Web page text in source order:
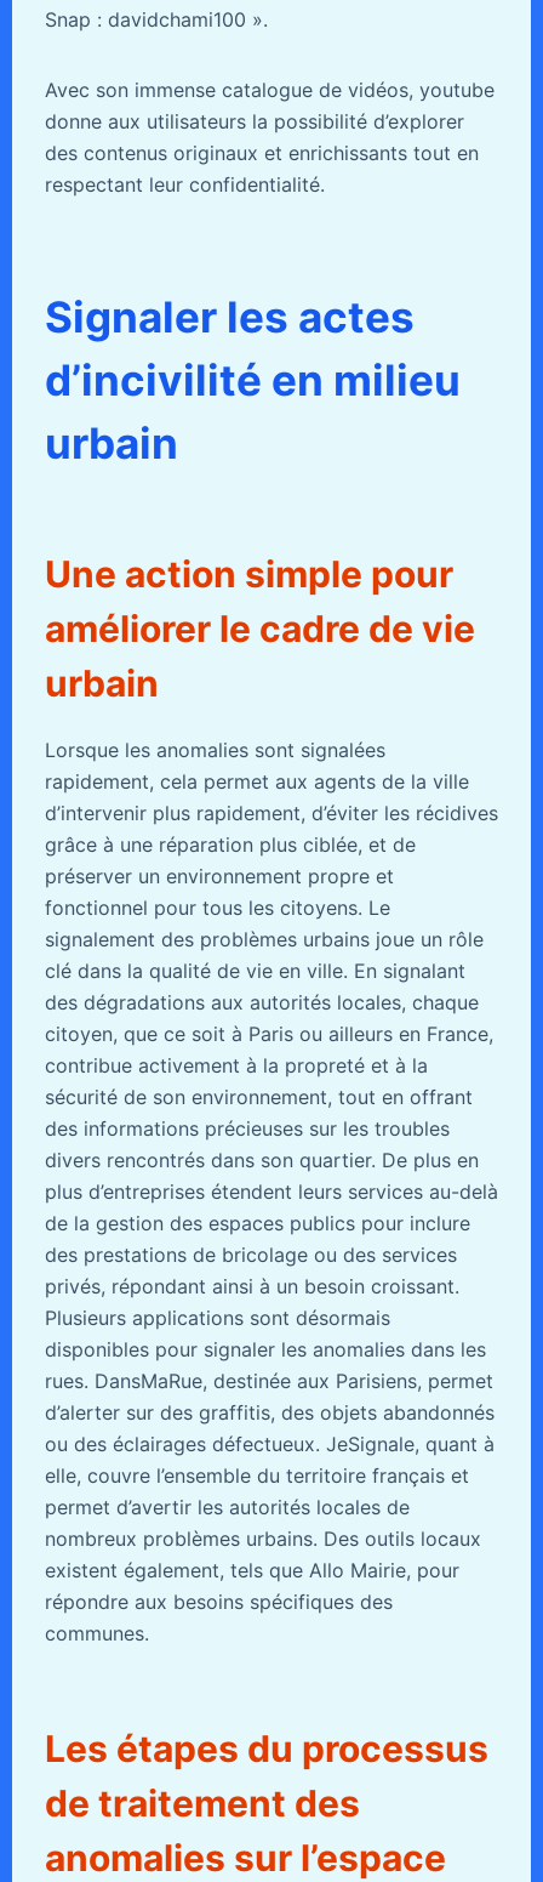
Snap : davidchami100 ».
Avec son immense catalogue de vidéos, youtube
donne aux utilisateurs la possibilité d’explorer
des contenus originaux et enrichissants tout en
respectant leur confidentialité.
Signaler les actes
d’incivilité en milieu
urbain
Une action simple pour
améliorer le cadre de vie
urbain
Lorsque les anomalies sont signalées
rapidement, cela permet aux agents de la ville
d’intervenir plus rapidement, d’éviter les récidives
grâce à une réparation plus ciblée, et de
préserver un environnement propre et
fonctionnel pour tous les citoyens. Le
signalement des problèmes urbains joue un rôle
clé dans la qualité de vie en ville. En signalant
des dégradations aux autorités locales, chaque
citoyen, que ce soit à Paris ou ailleurs en France,
contribue activement à la propreté et à la
sécurité de son environnement, tout en offrant
des informations précieuses sur les troubles
divers rencontrés dans son quartier. De plus en
plus d’entreprises étendent leurs services au-delà
de la gestion des espaces publics pour inclure
des prestations de bricolage ou des services
privés, répondant ainsi à un besoin croissant.
Plusieurs applications sont désormais
disponibles pour signaler les anomalies dans les
rues. DansMaRue, destinée aux Parisiens, permet
d’alerter sur des graffitis, des objets abandonnés
ou des éclairages défectueux. JeSignale, quant à
elle, couvre l’ensemble du territoire français et
permet d’avertir les autorités locales de
nombreux problèmes urbains. Des outils locaux
existent également, tels que Allo Mairie, pour
répondre aux besoins spécifiques des
communes.
Les étapes du processus
de traitement des
anomalies sur l’espace